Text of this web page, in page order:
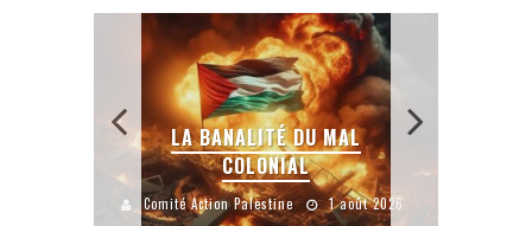
LA BANALITÉ DU MAL
COLONIAL
Comité Action Palestine 1 août 2026